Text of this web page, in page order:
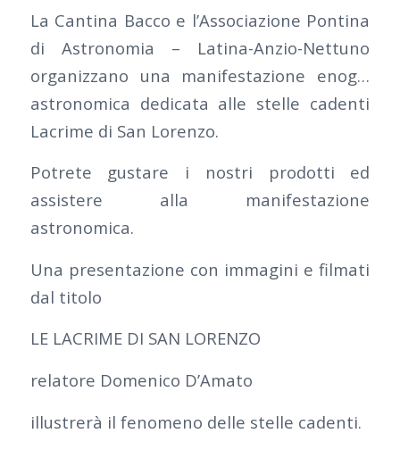
La Cantina Bacco e l’Associazione Pontina
di Astronomia – Latina-Anzio-Nettuno
organizzano una manifestazione enog…
astronomica dedicata alle stelle cadenti
Lacrime di San Lorenzo.
Potrete gustare i nostri prodotti ed
assistere alla manifestazione
astronomica.
Una presentazione con immagini e filmati
dal titolo
LE LACRIME DI SAN LORENZO
relatore Domenico D’Amato
illustrerà il fenomeno delle stelle cadenti.